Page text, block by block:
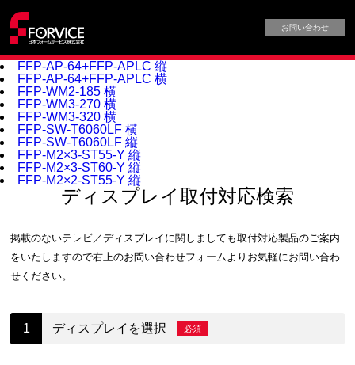
お問い合わせ
FFP-AP-64+FFP-APLC 縦
FFP-AP-64+FFP-APLC 横
FFP-WM2-185 横
FFP-WM3-270 横
FFP-WM3-320 横
FFP-SW-T6060LF 横
FFP-SW-T6060LF 縦
FFP-M2×3-ST55-Y 縦
FFP-M2×3-ST60-Y 縦
FFP-M2×2-ST55-Y 縦
ディスプレイ取付対応検索
掲載のないテレビ／ディスプレイに関しましても取付対応製品のご案内
をいたしますので右上のお問い合わせフォームよりお気軽にお問い合わ
せください。
ディスプレイを選択 必須